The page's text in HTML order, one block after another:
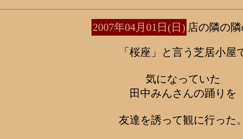
2007年04月01日(日) 店の隣の
「桜座」と言う芝居小屋
気になっていた
田中みんさんの踊りを
友達を誘って観に行った。